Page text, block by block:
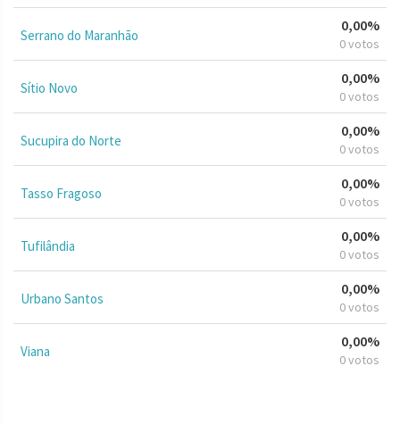
Serrano do Maranhão
0,00%
0 votos
Sítio Novo
0,00%
0 votos
Sucupira do Norte
0,00%
0 votos
Tasso Fragoso
0,00%
0 votos
Tufilândia
0,00%
0 votos
Urbano Santos
0,00%
0 votos
Viana
0,00%
0 votos